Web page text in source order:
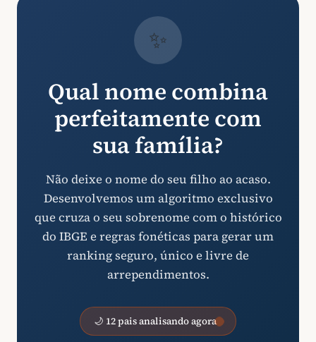
✨
Qual nome combina
perfeitamente com
sua família?
Não deixe o nome do seu filho ao acaso.
Desenvolvemos um algoritmo exclusivo
que cruza o seu sobrenome com o histórico
do IBGE e regras fonéticas para gerar um
ranking seguro, único e livre de
arrependimentos.
🌙 12 pais analisando agora